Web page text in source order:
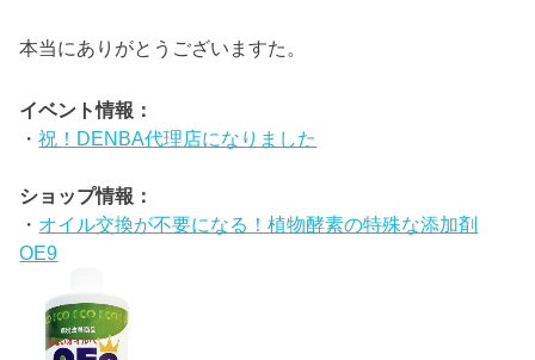
本当にありがとうございますた。
イベント情報：
・祝！DENBA代理店になりました
ショップ情報：
・ オイル交換が不要になる！植物酵素の特殊な添加剤
OE9